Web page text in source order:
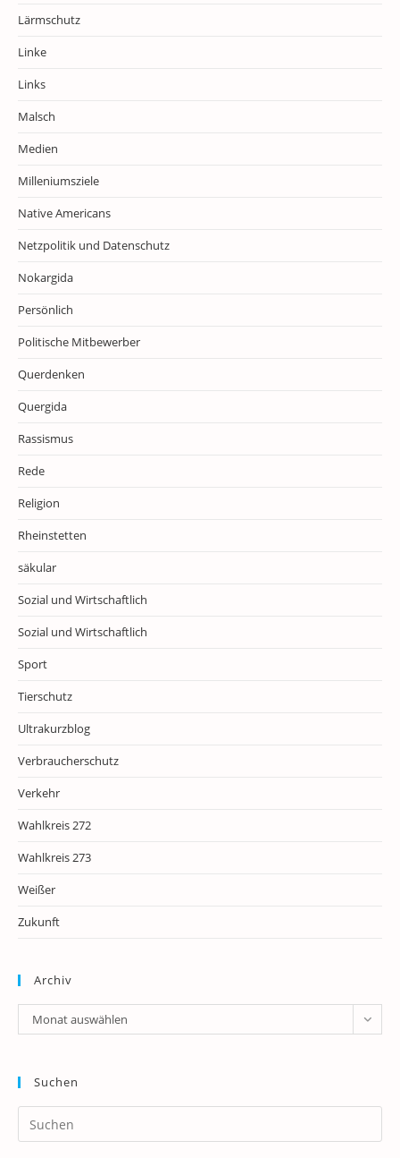
Lärmschutz
Linke
Links
Malsch
Medien
Milleniumsziele
Native Americans
Netzpolitik und Datenschutz
Nokargida
Persönlich
Politische Mitbewerber
Querdenken
Quergida
Rassismus
Rede
Religion
Rheinstetten
säkular
Sozial und Wirtschaftlich
Sozial und Wirtschaftlich
Sport
Tierschutz
Ultrakurzblog
Verbraucherschutz
Verkehr
Wahlkreis 272
Wahlkreis 273
Weißer
Zukunft
Archiv
Archiv
Monat auswählen
Suchen